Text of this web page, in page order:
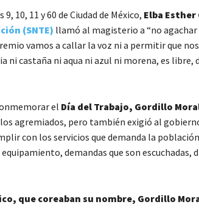
10, 11 y 60 de Ciudad de México, Elba
(SNTE) llamó al magisterio a “no
vamos a callar la voz ni a permitir que
ni castaña ni aqua ni azul ni morena, es libre,
el Día del Trabajo, Gordillo
agremiados, pero también exigió al
con los servicios que demanda la población
demandas que son
que coreaban su nombre, Gordillo